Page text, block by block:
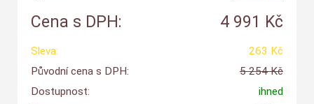
Cena s DPH: 4 991 Kč
Sleva:
263 Kč
Původní cena s DPH:
5 254 Kč
Dostupnost:
ihned